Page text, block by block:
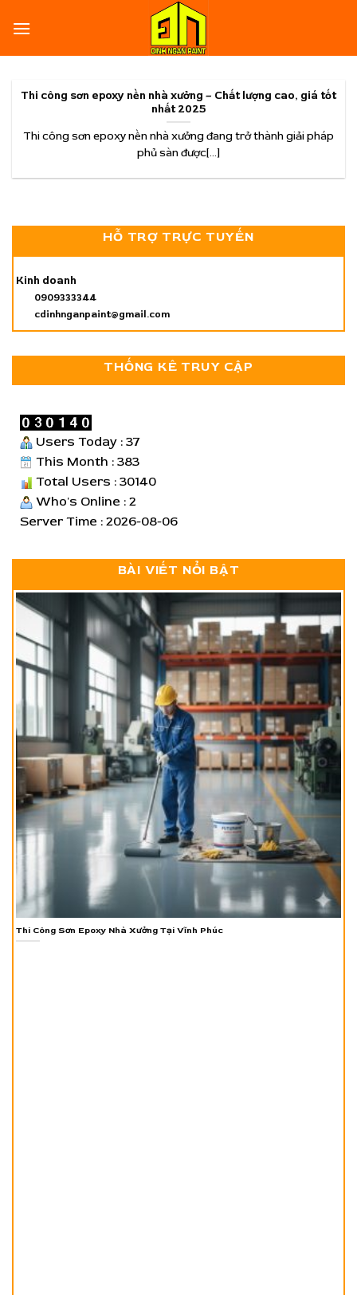
Thi công sơn epoxy nền nhà xưởng – Chất lượng cao, giá tốt
nhất 2025
Thi công sơn epoxy nền nhà xưởng đang trở thành giải pháp
phủ sàn được[...]
HỖ TRỢ TRỰC TUYẾN
Kinh doanh
0909333344
cdinhnganpaint@gmail.com
THỐNG KÊ TRUY CẬP
Users Today : 37
This Month : 383
Total Users : 30140
Who's Online : 2
Server Time : 2026-08-06
BÀI VIẾT NỔI BẬT
Thi Công Sơn Epoxy Nhà Xưởng Tại Vĩnh Phúc